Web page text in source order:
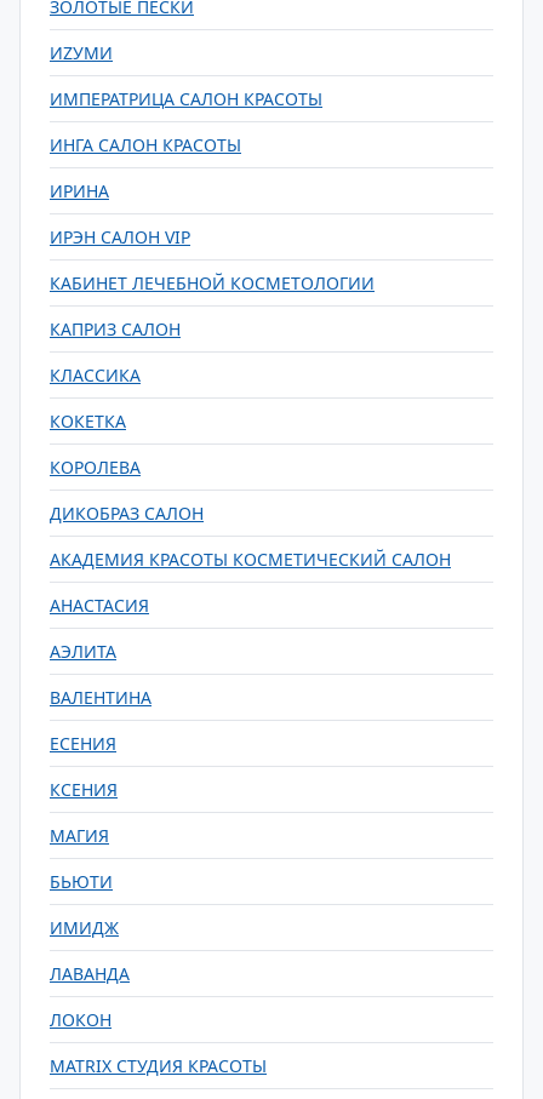
ЗОЛОТЫЕ ПЕСКИ
ИZУМИ
ИМПЕРАТРИЦА САЛОН КРАСОТЫ
ИНГА САЛОН КРАСОТЫ
ИРИНА
ИРЭН САЛОН VIP
КАБИНЕТ ЛЕЧЕБНОЙ КОСМЕТОЛОГИИ
КАПРИЗ САЛОН
КЛАССИКА
КОКЕТКА
КОРОЛЕВА
ДИКОБРАЗ САЛОН
АКАДЕМИЯ КРАСОТЫ КОСМЕТИЧЕСКИЙ САЛОН
АНАСТАСИЯ
АЭЛИТА
ВАЛЕНТИНА
ЕСЕНИЯ
КСЕНИЯ
МАГИЯ
БЬЮТИ
ИМИДЖ
ЛАВАНДА
ЛОКОН
MATRIX СТУДИЯ КРАСОТЫ